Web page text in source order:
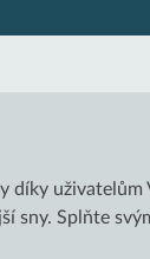
díky uživatelům
sny. Splňte